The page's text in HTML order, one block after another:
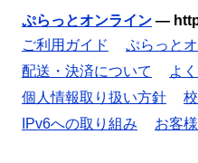
ぷらっとオンライン —
ご利用ガイド
ぷらっと
配送・決済について
よ
個人情報取り扱い方針
IPv6への取り組み
お客